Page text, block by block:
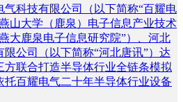
气科技有限公司（以下简称“百耀电
山大学（鹿泉）电子信息产业技术
大鹿泉电子信息研究院”）、河北
限公司（以下简称“河北唐讯”）达
方联合打造半导体行业全链条模拟
托百耀电气二十年半导体行业设备